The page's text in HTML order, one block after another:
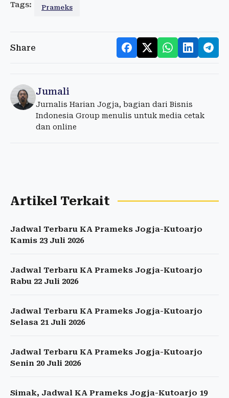
Tags: Prameks
Share
Jumali
Jurnalis Harian Jogja, bagian dari Bisnis
Indonesia Group menulis untuk media cetak
dan online
Artikel Terkait
Jadwal Terbaru KA Prameks Jogja-Kutoarjo
Kamis 23 Juli 2026
Jadwal Terbaru KA Prameks Jogja-Kutoarjo
Rabu 22 Juli 2026
Jadwal Terbaru KA Prameks Jogja-Kutoarjo
Selasa 21 Juli 2026
Jadwal Terbaru KA Prameks Jogja-Kutoarjo
Senin 20 Juli 2026
Simak, Jadwal KA Prameks Jogja-Kutoarjo 19